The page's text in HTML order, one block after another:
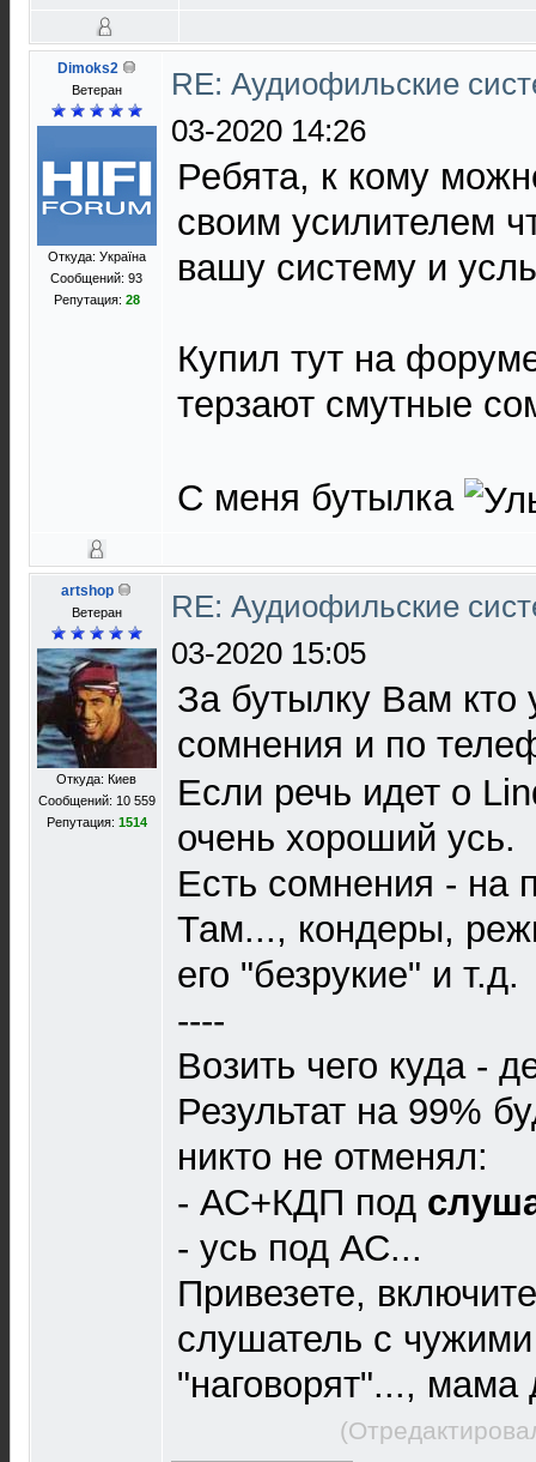
Dimoks2
Ветеран
Откуда: Україна
Сообщений: 93
Репутация: 28
RE: Аудиофильские
03-2020 14:26
Ребята, к кому
своим усилителем
вашу систему и
Купил тут на
терзают смутные
С меня бутылка
artshop
Ветеран
Откуда: Киев
Сообщений: 10 559
Репутация: 1514
RE: Аудиофильские
03-2020 15:05
За бутылку Вам кто
сомнения и по
Если речь идет о
очень хороший усь.
Есть сомнения - на
Там..., кондеры,
его "безрукие" и т.д.
----
Возить чего куда -
Результат на 99%
никто не отменял:
- АС+КДП под
- усь под АС...
Привезете,
слушатель с
"наговорят"..., мама